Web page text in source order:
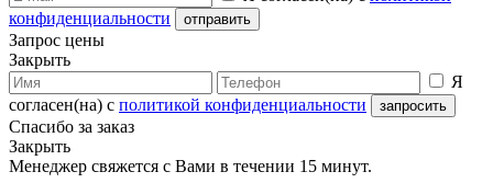
конфиденциальности
Запрос цены
Закрыть
Я
согласен(на) с политикой конфиденциальности
Спасибо за заказ
Закрыть
Менеджер свяжется с Вами в течении 15 минут.